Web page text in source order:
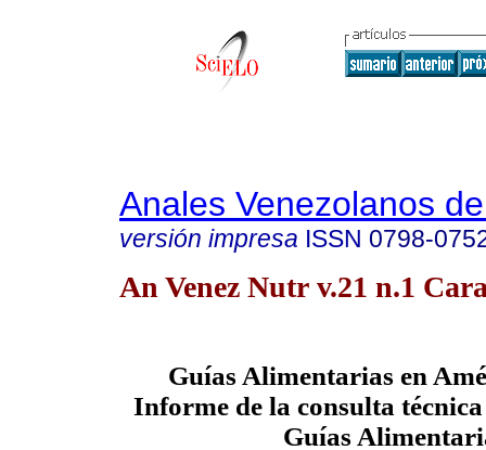
Anales Venezolanos
versión impresa ISSN 0798-
An Venez Nutr v.21 n.1
Guías Alimentarias en
Informe de la consulta
Guías